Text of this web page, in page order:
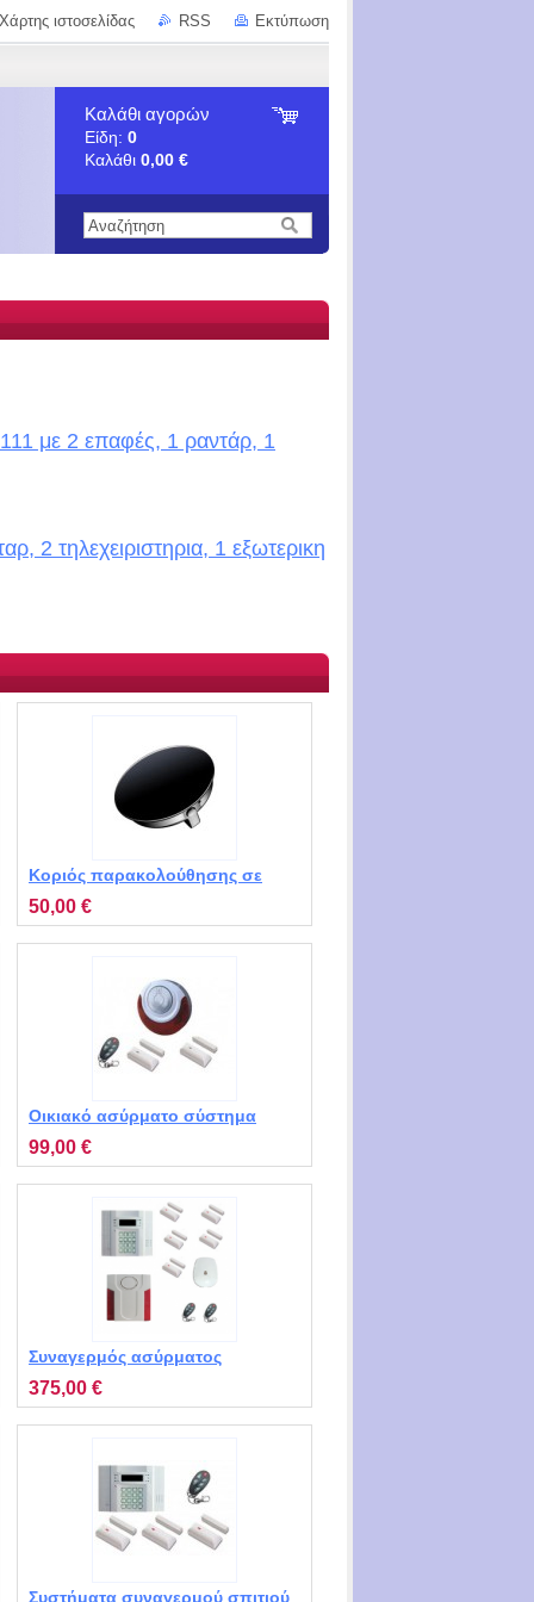
Χάρτης ιστοσελίδας RSS Εκτύπωση
Καλάθι αγορών
Είδη: 0
Καλάθι 0,00 €
με 2 επαφές, 1 ραντάρ, 1
2 τηλεχειριστηρια, 1 εξωτερικη
Κοριός παρακολούθησης σε
κονκάρδα MT-Q3
50,00 €
Οικιακό ασύρματο σύστημα
συναγερμού MD-214R M2010
99,00 €
Συναγερμός ασύρματος
καταστημάτων STIV2 MT-5121
με 5 επαφές, 1 ραντάρ, 2
τηλεχειριστήρια, 1 σειρήνα
375,00 €
Συστήματα συναγερμού σπιτιού